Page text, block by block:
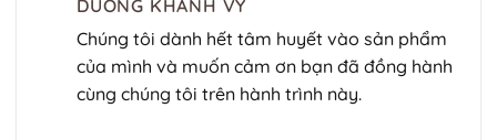
DUONG KHANH VY
Chúng tôi dành hết tâm huyết vào sản phẩm
của mình và muốn cảm ơn bạn đã đồng hành
cùng chúng tôi trên hành trình này.